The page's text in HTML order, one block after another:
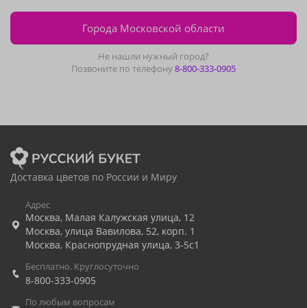
Города Московской области
Не нашли нужный город?
Позвоните по телефону8-800-333-0905
Доставка цветов по России и Миру
Москва
Москва улица Вавилова, 52, корп. 1
Москва Краснопрудная улица, 3-5с1
Бесплатно. Круглосуточно
8-800-333-0905
По любым вопросам
info@rus-buket.ru